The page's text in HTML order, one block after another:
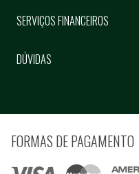
SERVIÇOS FINANCEIROS
DÚVIDAS
FORMAS DE PAGAMENTO